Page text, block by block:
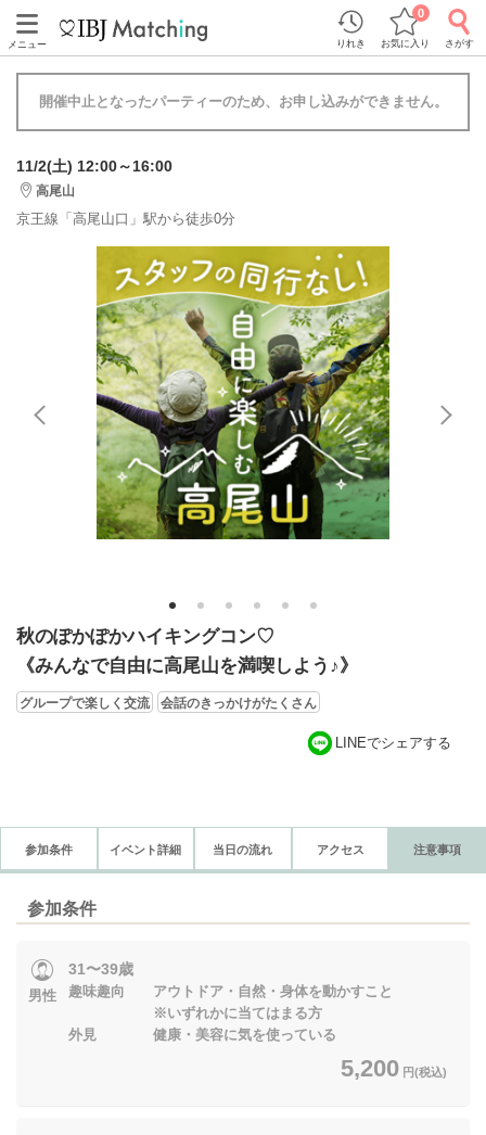
メニュー りれき お気に入り
0
さがす
開催中止となったパーティーのため、お申し込みができません。
11/2(土) 12:00～16:00
高尾山
京王線「高尾山口」駅から徒歩0分
1 2 3 4 5 6
秋のぽかぽかハイキングコン♡
《みんなで自由に高尾山を満喫しよう♪》
グループで楽しく交流 会話のきっかけがたくさん
LINEでシェアする
参加条件 イベント詳細 当日の流れ アクセス 注意事項
参加条件
男性
31〜39歳
趣味趣向 アウトドア・自然・身体を動かすこと
※いずれかに当てはまる方
外見 健康・美容に気を使っている
5,200 円(税込)